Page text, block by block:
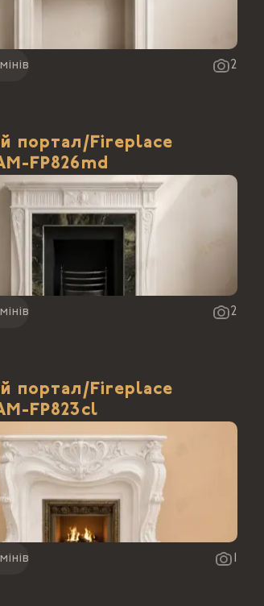
2
портал/Fireplace
FP826md
2
портал/Fireplace
FP823cl